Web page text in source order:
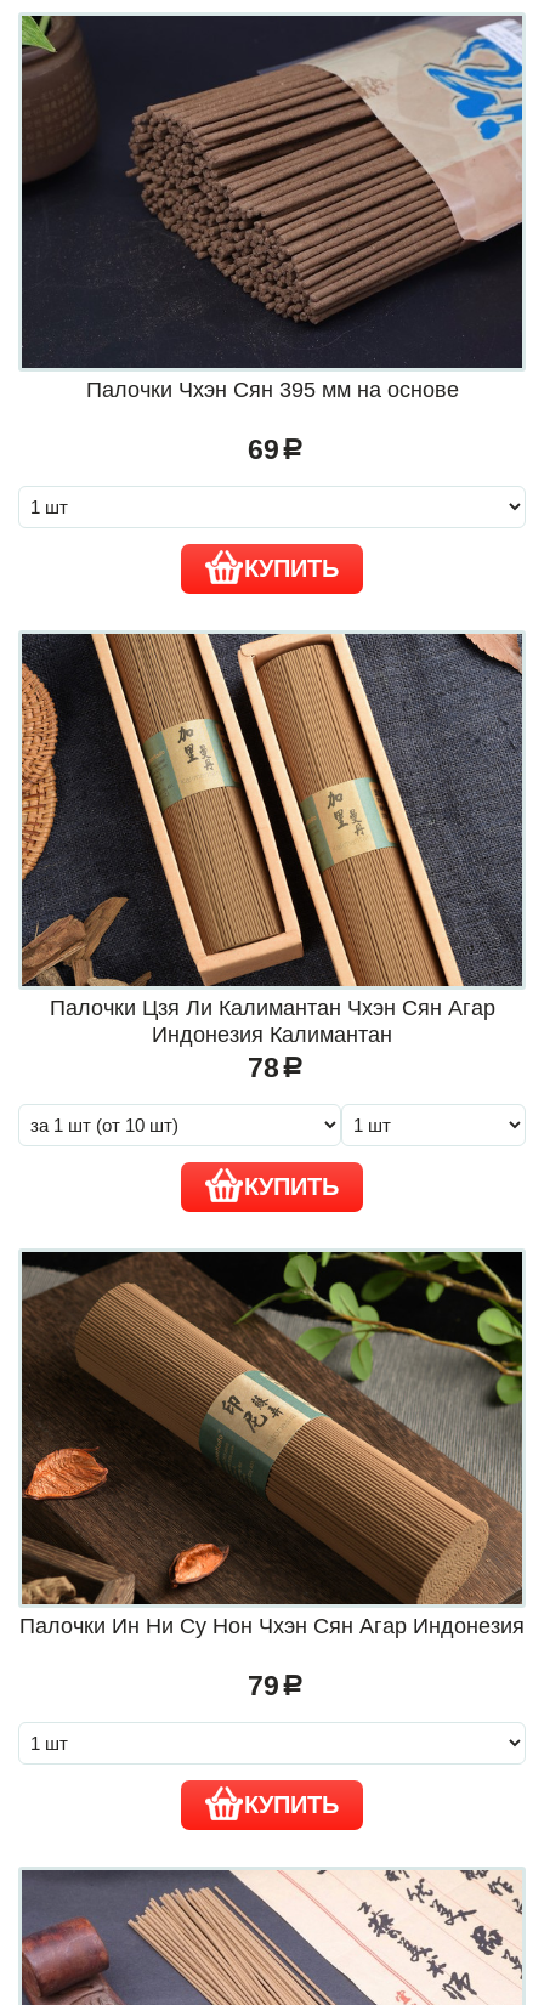
Палочки Чхэн Сян 395 мм на основе
69 a
КУПИТЬ
Палочки Цзя Ли Калимантан Чхэн Сян Агар
Индонезия Калимантан
78 a
КУПИТЬ
Палочки Ин Ни Су Нон Чхэн Сян Агар Индонезия
79 a
КУПИТЬ